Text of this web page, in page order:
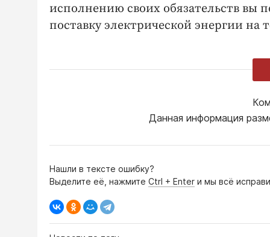
исполнению своих обязательств вы
поставку электрической энергии
Данная информация
Нашли в тексте ошибку?
Выделите её, нажмите Ctrl + Enter и мы всё